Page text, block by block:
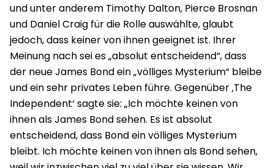
und unter anderem Timothy Dalton, Pierce Brosnan
und Daniel Craig für die Rolle auswählte, glaubt
jedoch, dass keiner von ihnen geeignet ist. Ihrer
Meinung nach sei es „absolut entscheidend“, dass
der neue James Bond ein „völliges Mysterium“ bleibe
und ein sehr privates Leben führe. Gegenüber ‚The
Independent‘ sagte sie: „Ich möchte keinen von
ihnen als James Bond sehen. Es ist absolut
entscheidend, dass Bond ein völliges Mysterium
bleibt. Ich möchte keinen von ihnen als Bond sehen,